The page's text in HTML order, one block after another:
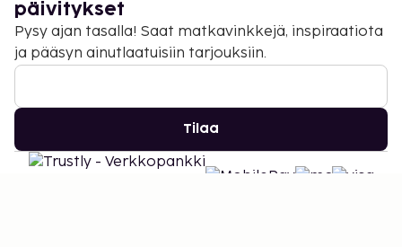
päivitykset
Pysy ajan tasalla! Saat matkavinkkejä, inspiraatiota
ja pääsyn ainutlaatuisiin tarjouksiin.
Tilaa